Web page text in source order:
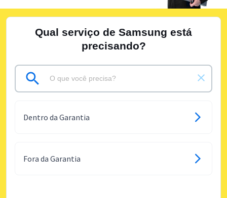
Qual serviço de Samsung está
precisando?
Dentro da Garantia
Fora da Garantia